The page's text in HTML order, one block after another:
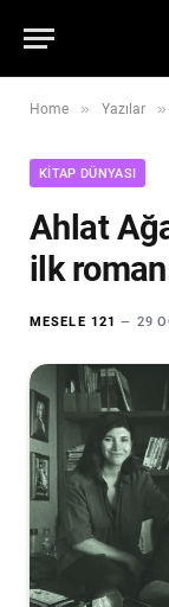
Home » Yazılar »
KITAP DÜNYASI
Ahlat
ilk
MESELE 121 29